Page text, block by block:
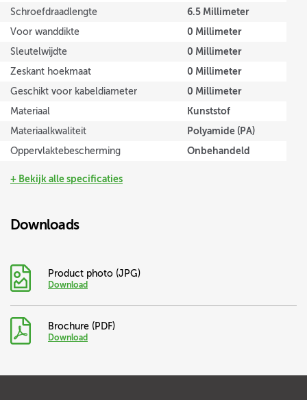
Schroefdraadlengte 6.5 Millimeter
Voor wanddikte 0 Millimeter
Sleutelwijdte 0 Millimeter
Zeskant hoekmaat 0 Millimeter
Geschikt voor kabeldiameter 0 Millimeter
Materiaal Kunststof
Materiaalkwaliteit Polyamide (PA)
Oppervlaktebescherming Onbehandeld
+ Bekijk alle specificaties
Downloads
Product photo (JPG)
Download
Brochure (PDF)
Download